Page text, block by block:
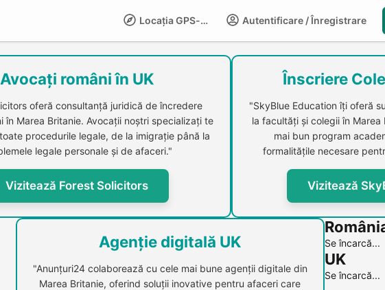
Autentificare / Înregistrare
Locația GPS-LIFE
Avocați români în UK
oferă consultanță juridică de încredere
în Marea Britanie. Avocații noștri specializați te
procedurile legale, de la imigrație până la
legale personale și de afaceri."
Vizitează Forest Solicitors
Înscriere
"SkyBlue Education îți oferă
la facultăți și colegii în
mai bun program
formalitățile necesare
Vizitează
Agenție digitală UK
"Anunțuri24 colaborează cu cele mai bune agenții digitale din
Marea Britanie, oferind soluții inovative pentru afaceri care
Se încarcă...
UK
Se încarcă...